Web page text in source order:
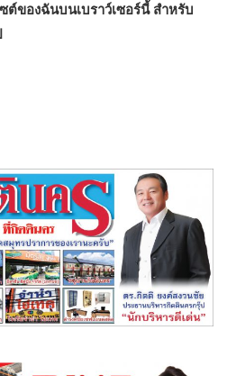
ต์ของฉันบนเบราว์เซอร์นี้ สำหรับ